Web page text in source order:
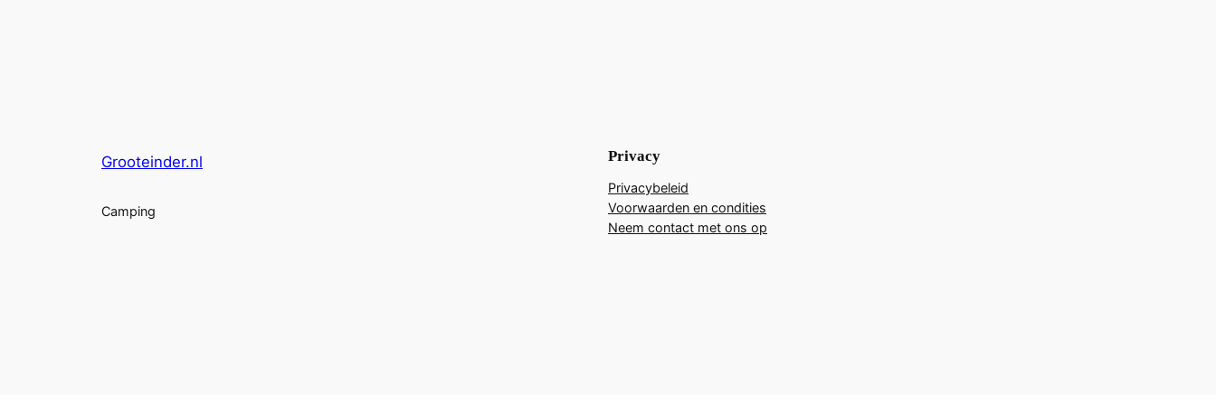
Grooteinder.nl
Camping
Privacy
Privacybeleid
Voorwaarden en condities
Neem contact met ons op